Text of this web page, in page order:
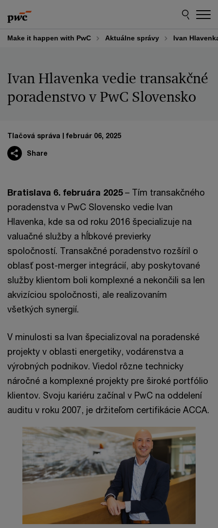
to
content
to
footer
Make it happen with PwC Aktuálne správy Ivan
Ivan Hlavenka vedie transakčné
poradenstvo v PwC Slovensko
Tlačová správa február 06, 2025
Share
Bratislava 6. februára 2025– Tím transakčného
poradenstva v PwC Slovensko vedie Ivan
Hlavenka, kde sa od roku 2016 špecializuje na
valuačné služby a hĺbkové previerky
spoločností. Transakčné poradenstvo rozšíril o
oblasť post-merger integrácií, aby poskytované
služby klientom boli komplexné a nekončili sa len
akvizíciou spoločnosti, ale realizovaním
všetkých synergií.
V minulosti sa Ivan špecializoval na poradenské
projekty v oblasti energetiky, vodárenstva a
výrobných podnikov. Viedol rôzne technicky
náročné a komplexné projekty pre široké portfólio
klientov. Svoju kariéru začínal v PwC na oddelení
auditu v roku 2007, je držiteľom certifikácie ACCA.